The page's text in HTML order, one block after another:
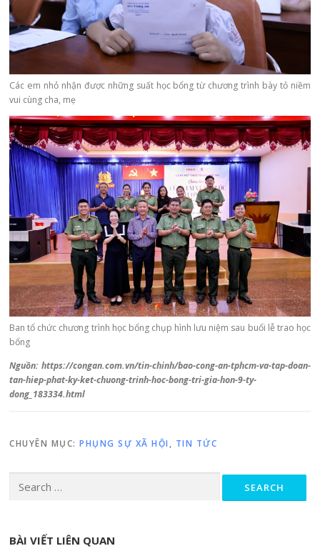
Các em nhỏ nhận được những suất học bổng từ chương trình bày tỏ niềm
vui cùng cha, mẹ
Ban tổ chức chương trình học bổng chụp hình lưu niệm sau buổi lễ trao học
bổng
Nguồn: https://congan.com.vn/tin-chinh/bao-cong-an-tphcm-va-tap-doan-
tan-hiep-phat-ky-ket-chuong-trinh-hoc-bong-tri-gia-hon-9-ty-
dong_183334.html
CHUYÊN MỤC:PHỤNG SỰ XÃ HỘI , TIN TỨC
BÀI VIẾT LIÊN QUAN